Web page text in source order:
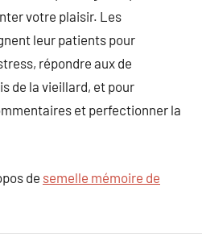
votre plaisir. Les
leur patients pour
répondre aux de
de la vieillard, et pour
et perfectionner la
de semelle mémoire de